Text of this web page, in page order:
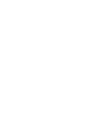
どこでとと